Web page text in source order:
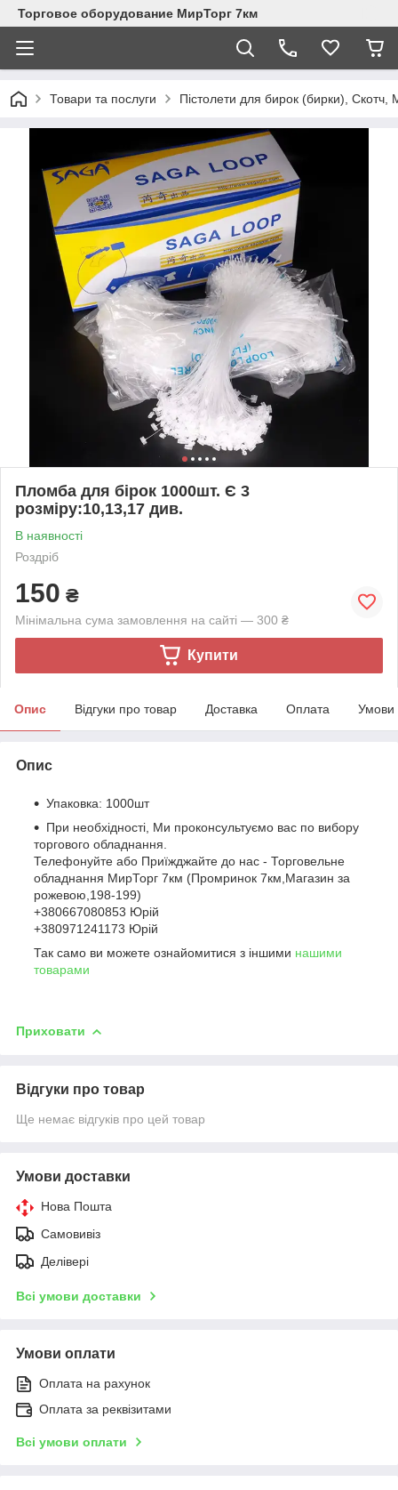
Торговое оборудование МирТорг 7км
Товари та послуги Пістолети для бирок (бирки), Скотч,
Пломба для бірок 1000шт. Є 3
розміру:10,13,17 див.
В наявності
Роздріб
150 ₴
Мінімальна сума замовлення на сайті — 300 ₴
Купити
Опис Відгуки про товар Доставка Оплата Умови
Опис
Упаковка: 1000шт
При необхідності, Ми проконсультуємо вас по вибору
торгового обладнання.
Телефонуйте або Приїжджайте до нас - Торговельне
обладнання МирТорг 7км (Промринок 7км,Магазин за
рожевою,198-199)
+380667080853 Юрій
+380971241173 Юрій
Так само ви можете ознайомитися з іншими нашими
товарами
Приховати
Відгуки про товар
Ще немає відгуків про цей товар
Умови доставки
Нова Пошта
Самовивіз
Делівері
Всі умови доставки
Умови оплати
Оплата на рахунок
Оплата за реквізитами
Всі умови оплати